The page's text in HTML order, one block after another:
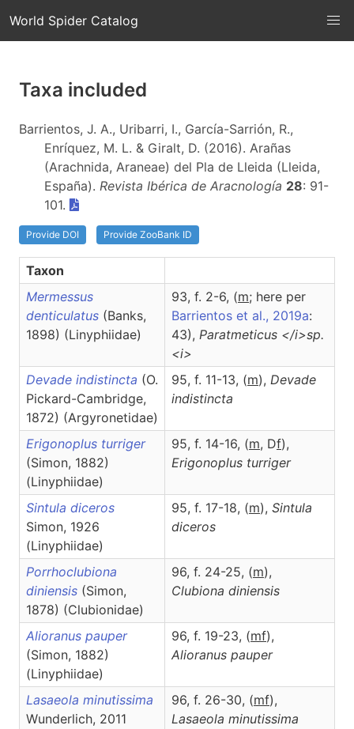
World Spider Catalog
Taxa included
Barrientos, J. A., Uribarri, I., García-Sarrión, R.,
Enríquez, M. L. & Giralt, D. (2016). Arañas
(Arachnida, Araneae) del Pla de Lleida (Lleida,
España). Revista Ibérica de Aracnología 28: 91-
101.
Provide DOI Provide ZooBank ID
Taxon
Mermessus
denticulatus (Banks,
1898) (Linyphiidae)
93, f. 2-6, (m; here per
Barrientos et al., 2019a:
43), Paratmeticus </i>sp.
<i>
Devade indistincta (O.
Pickard-Cambridge,
1872) (Argyronetidae)
95, f. 11-13, (m), Devade
indistincta
Erigonoplus turriger
(Simon, 1882)
(Linyphiidae)
95, f. 14-16, (m, Df),
Erigonoplus turriger
Sintula diceros
Simon, 1926
(Linyphiidae)
95, f. 17-18, (m), Sintula
diceros
Porrhoclubiona
diniensis (Simon,
1878) (Clubionidae)
96, f. 24-25, (m),
Clubiona diniensis
Alioranus pauper
(Simon, 1882)
(Linyphiidae)
96, f. 19-23, (mf),
Alioranus pauper
Lasaeola minutissima
Wunderlich, 2011
96, f. 26-30, (mf),
Lasaeola minutissima